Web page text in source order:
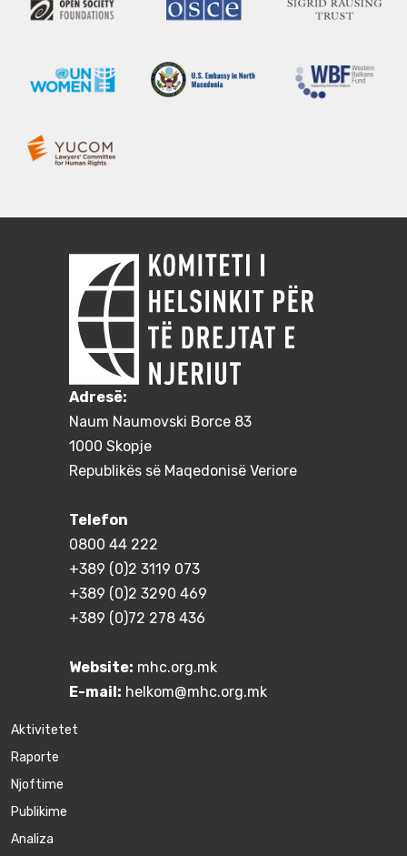
Adresë:
Naum Naumovski Borce 83
1000 Skopje
Republikës së Maqedonisë Veriore
Telefon
0800 44 222
+389 (0)2 3119 073
+389 (0)2 3290 469
+389 (0)72 278 436
Website: mhc.org.mk
E-mail: helkom@mhc.org.mk
Aktivitetet
Raporte
Njoftime
Publikime
Аnaliza